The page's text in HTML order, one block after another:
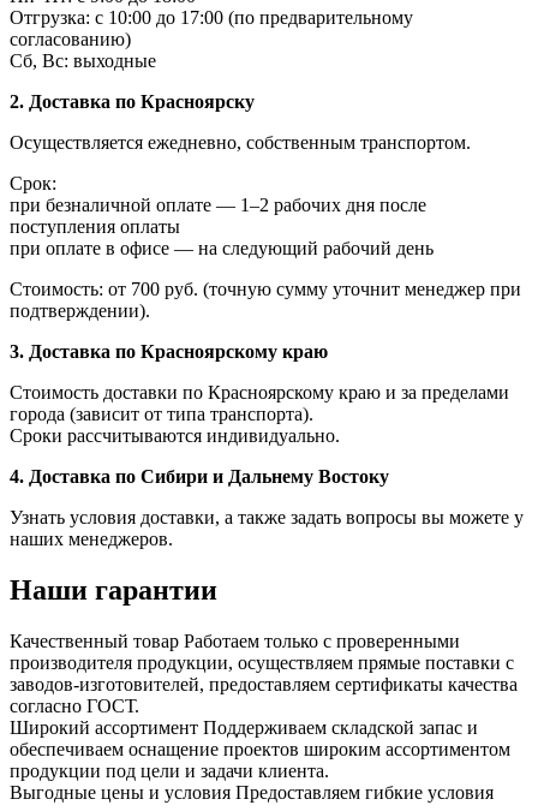
Отгрузка: с 10:00 до 17:00 (по предварительному
согласованию)
Сб, Вс: выходные
2. Доставка по Красноярску
Осуществляется ежедневно, собственным транспортом.
Срок:
при безналичной оплате — 1–2 рабочих дня после
поступления оплаты
при оплате в офисе — на следующий рабочий день
Стоимость: от 700 руб. (точную сумму уточнит менеджер при
подтверждении).
3. Доставка по Красноярскому краю
Стоимость доставки по Красноярскому краю и за пределами
города (зависит от типа транспорта).
Сроки рассчитываются индивидуально.
4. Доставка по Сибири и Дальнему Востоку
Узнать условия доставки, а также задать вопросы вы можете у
наших менеджеров.
Наши гарантии
Качественный товар Работаем только с проверенными
производителя продукции, осуществляем прямые поставки с
заводов-изготовителей, предоставляем сертификаты качества
согласно ГОСТ.
Широкий ассортимент Поддерживаем складской запас и
обеспечиваем оснащение проектов широким ассортиментом
продукции под цели и задачи клиента.
Выгодные цены и условия Предоставляем гибкие условия